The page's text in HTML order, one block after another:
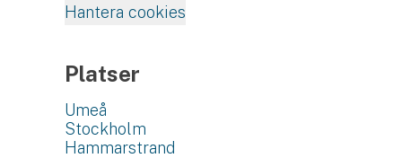
Hantera cookies
Platser
Umeå
Stockholm
Hammarstrand